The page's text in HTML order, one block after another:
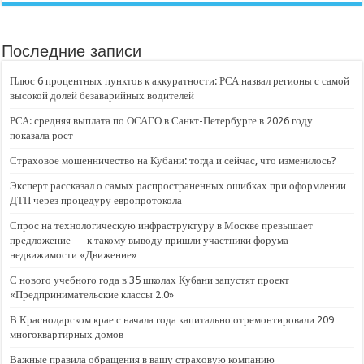
Последние записи
Плюс 6 процентных пунктов к аккуратности: РСА назвал регионы с самой
высокой долей безаварийных водителей
РСА: средняя выплата по ОСАГО в Санкт-Петербурге в 2026 году
показала рост
Страховое мошенничество на Кубани: тогда и сейчас, что изменилось?
Эксперт рассказал о самых распространенных ошибках при оформлении
ДТП через процедуру европротокола
Спрос на технологическую инфраструктуру в Москве превышает
предложение — к такому выводу пришли участники форума
недвижимости «Движение»
С нового учебного года в 35 школах Кубани запустят проект
«Предпринимательские классы 2.0»
В Краснодарском крае с начала года капитально отремонтировали 209
многоквартирных домов
Важные правила обращения в вашу страховую компанию